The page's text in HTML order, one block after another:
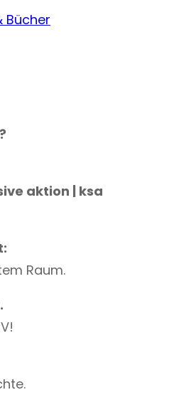
Bücher
aktion | ksa
Raum.